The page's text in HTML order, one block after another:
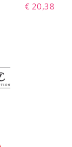
€ 20,38